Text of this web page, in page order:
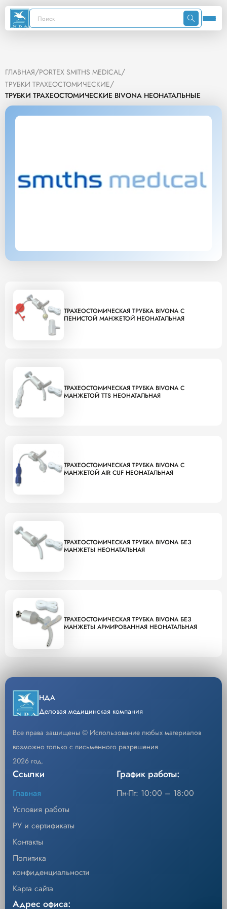
ГЛАВНАЯ/PORTEX SMITHS MEDICAL/
ТРУБКИ ТРАХЕОСТОМИЧЕСКИЕ/
ТРУБКИ ТРАХЕОСТОМИЧЕСКИЕ BIVONA НЕОНАТАЛЬНЫЕ
ТРАХЕОСТОМИЧЕСКАЯ ТРУБКА BIVONA С
ПЕНИСТОЙ МАНЖЕТОЙ НЕОНАТАЛЬНАЯ
ТРАХЕОСТОМИЧЕСКАЯ ТРУБКА BIVONA С
МАНЖЕТОЙ TTS НЕОНАТАЛЬНАЯ
ТРАХЕОСТОМИЧЕСКАЯ ТРУБКА BIVONA С
МАНЖЕТОЙ AIR CUF НЕОНАТАЛЬНАЯ
ТРАХЕОСТОМИЧЕСКАЯ ТРУБКА BIVONA БЕЗ
МАНЖЕТЫ НЕОНАТАЛЬНАЯ
ТРАХЕОСТОМИЧЕСКАЯ ТРУБКА BIVONA БЕЗ
МАНЖЕТЫ АРМИРОВАННАЯ НЕОНАТАЛЬНАЯ
НДА
Деловая медицинская компания
Все права защищены © Использование любых материалов
возможно только с письменного разрешения
2026 год.
Ссылки
Главная
Условия работы
РУ и сертификаты
Контакты
Политика
конфиденциальности
Карта сайта
График работы:
Пн-Пт: 10:00 – 18:00
Адрес офиса: